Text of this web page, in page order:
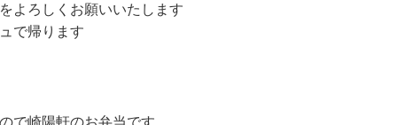
よろしくお願いいたします
で帰ります
で崎陽軒のお弁当です